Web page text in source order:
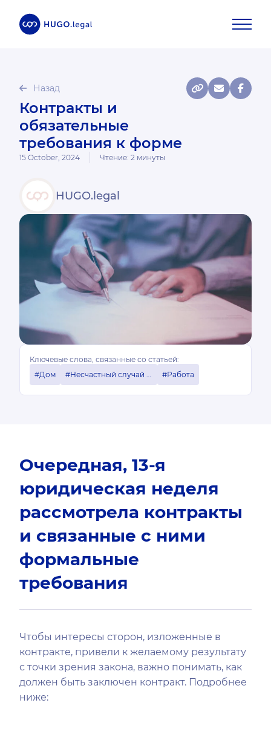
Назад
Контракты и
обязательные
требования к форме
15 October, 2024 Чтение: 2 минуты
HUGO.legal
Ключевые слова, связанные со статьей:
#Дом
#Несчастный случай на рабочем месте #Работа
Очередная, 13-я
юридическая неделя
рассмотрела контракты
и связанные с ними
формальные
требования
Чтобы интересы сторон, изложенные в
контракте, привели к желаемому результату
с точки зрения закона, важно понимать, как
должен быть заключен контракт. Подробнее
ниже: